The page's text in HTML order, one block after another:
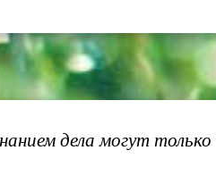
дела могут только